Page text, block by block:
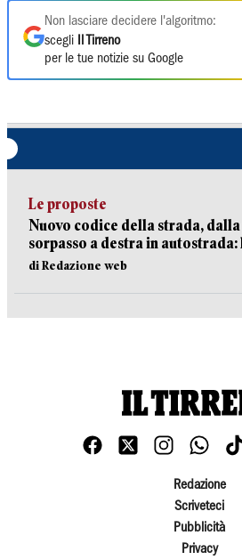
Non lasciare decidere l'algoritmo:
scegli
Il Tirreno
per le tue notizie su Google
Le proposte
Nuovo codice della strada, dalla
sorpasso a destra in
di Redazione web
Redazione
Scriveteci
Pubblicità
Privacy